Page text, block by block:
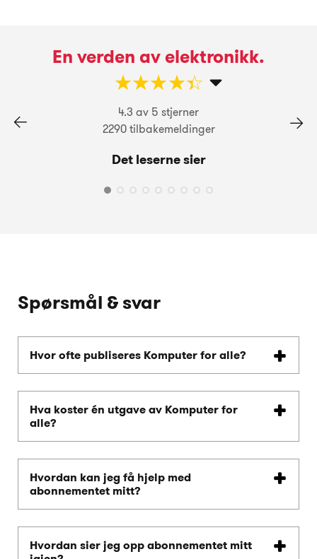
En verden av elektronikk.
☆☆☆☆☆
★★★★★
4.3 av 5 stjerner
2290 tilbakemeldinger
Det leserne sier
Spørsmål & svar
Hvor ofte publiseres Komputer for alle?
Hva koster én utgave av Komputer for
alle?
Hvordan kan jeg få hjelp med
abonnementet mitt?
Hvordan sier jeg opp abonnementet mitt